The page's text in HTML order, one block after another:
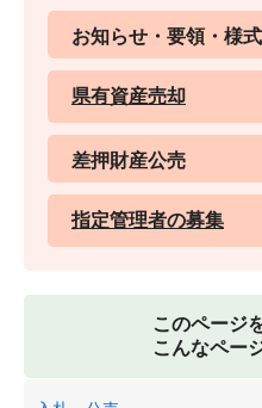
お知らせ・要領・様式
県有資産売却
差押財産公売
指定管理者の募集
このページ
こんなペー